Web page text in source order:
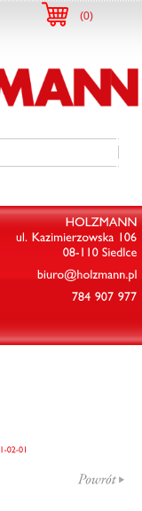
(0)
HOLZMANN
Kazimierzowska 106
biuro@holzmann.pl